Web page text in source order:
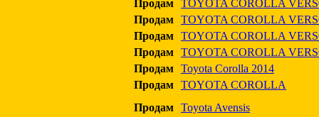
Продам TOYOTA COROLLA
Продам TOYOTA COROLLA
Продам TOYOTA COROLLA
Продам TOYOTA COROLLA
Продам Toyota Corolla 2014
Продам TOYOTA COROLLA
Продам Toyota Avensis